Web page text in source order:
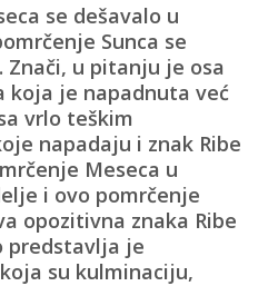
se dešavalo u
Sunca se
Znači, u pitanju je osa
koja je napadnuta već
vrlo teškim
napadaju i znak Ribe
Meseca u
i ovo pomrčenje
opozitivna znaka Ribe
predstavlja je
su kulminaciju,